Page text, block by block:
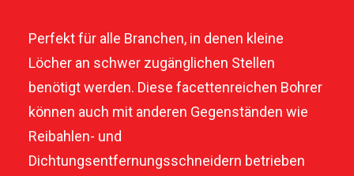
BRANDS
NACHRICHT
Perfekt für alle Branchen, in denen kleine
Löcher an schwer zugänglichen Stellen
benötigt werden. Diese facettenreichen Bohrer
können auch mit anderen Gegenständen wie
Reibahlen- und
Dichtungsentfernungsschneidern betrieben